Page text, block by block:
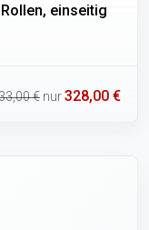
einseitig
€ nur328,00 €